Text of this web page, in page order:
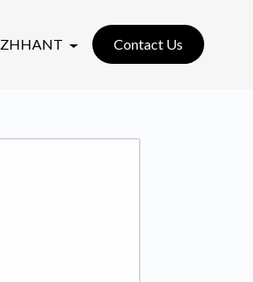
ZHHANT Contact Us